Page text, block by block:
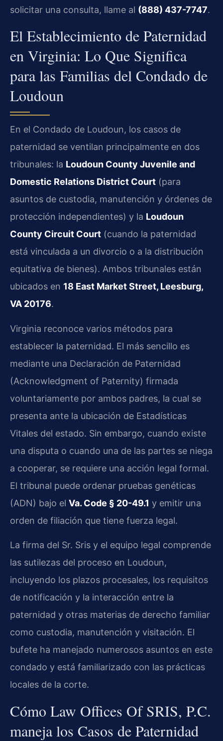
solicitar una consulta, llame al (888) 437-7747.
El Establecimiento de Paternidad
en Virginia: Lo Que Significa
para las Familias del Condado de
Loudoun
En el Condado de Loudoun, los casos de
paternidad se ventilan principalmente en dos
tribunales: la Loudoun County Juvenile and
Domestic Relations District Court (para
asuntos de custodia, manutención y órdenes de
protección independientes) y la Loudoun
County Circuit Court (cuando la paternidad
está vinculada a un divorcio o a la distribución
equitativa de bienes). Ambos tribunales están
ubicados en 18 East Market Street, Leesburg,
VA 20176.
Virginia reconoce varios métodos para
establecer la paternidad. El más sencillo es
mediante una Declaración de Paternidad
(Acknowledgment of Paternity) firmada
voluntariamente por ambos padres, la cual se
presenta ante la ubicación de Estadísticas
Vitales del estado. Sin embargo, cuando existe
una disputa o cuando una de las partes se niega
a cooperar, se requiere una acción legal formal.
El tribunal puede ordenar pruebas genéticas
(ADN) bajo el Va. Code § 20-49.1 y emitir una
orden de filiación que tiene fuerza legal.
La firma del Sr. Sris y el equipo legal comprende
las sutilezas del proceso en Loudoun,
incluyendo los plazos procesales, los requisitos
de notificación y la interacción entre la
paternidad y otras materias de derecho familiar
como custodia, manutención y visitación. El
bufete ha manejado numerosos asuntos en este
condado y está familiarizado con las prácticas
locales de la corte.
Cómo Law Offices Of SRIS, P.C.
maneja los Casos de Paternidad